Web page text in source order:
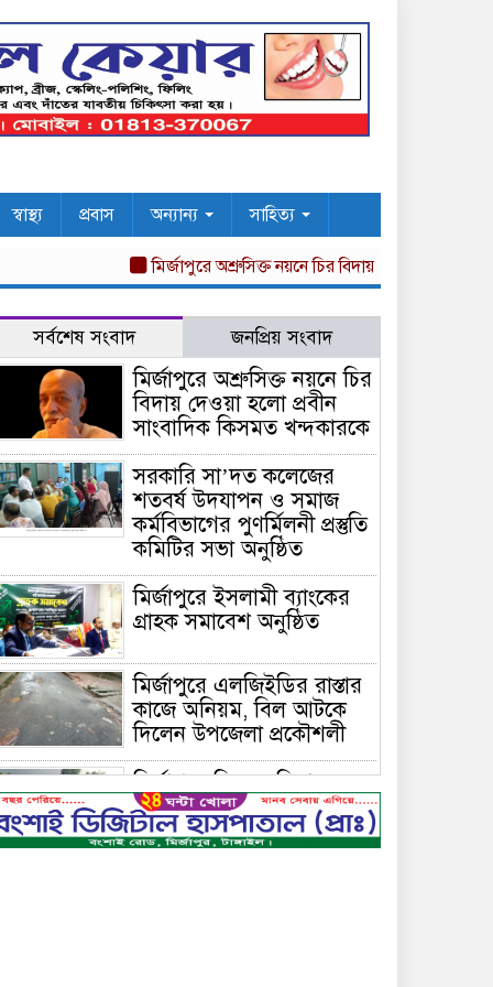
স্বাস্থ্য প্রবাস অন্যান্য সাহিত্য
মির্জাপুরে অশ্রুসিক্ত নয়নে চির বিদায় দেওয়া হলো প্রবীন
সর্বশেষ সংবাদ জনপ্রিয় সংবাদ
মির্জাপুরে অশ্রুসিক্ত নয়নে চির
বিদায় দেওয়া হলো প্রবীন
সাংবাদিক কিসমত খন্দকারকে
সরকারি সা’দত কলেজের
শতবর্ষ উদযাপন ও সমাজ
কর্মবিভাগের পুণর্মিলনী প্রস্তুতি
কমিটির সভা অনুষ্ঠিত
মির্জাপুরে ইসলামী ব্যাংকের
গ্রাহক সমাবেশ অনুষ্ঠিত
মির্জাপুরে এলজিইডির রাস্তার
কাজে অনিয়ম, বিল আটকে
দিলেন উপজেলা প্রকৌশলী
মির্জাপুরে বিলে অভিযান,
অবৈধ চায়না দুয়ারি জাল
ধ্বংস